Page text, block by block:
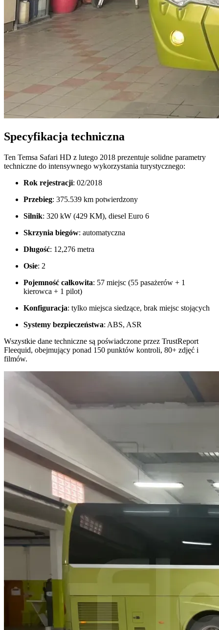
Specyfikacja techniczna
Ten Temsa Safari HD z lutego 2018 prezentuje solidne parametry
techniczne do intensywnego wykorzystania turystycznego:
Rok rejestracji: 02/2018
Przebieg: 375.539 km potwierdzony
Silnik: 320 kW (429 KM), diesel Euro 6
Skrzynia biegów: automatyczna
Długość: 12,276 metra
Osie: 2
Pojemność całkowita: 57 miejsc (55 pasażerów + 1
kierowca + 1 pilot)
Konfiguracja: tylko miejsca siedzące, brak miejsc stojących
Systemy bezpieczeństwa: ABS, ASR
Wszystkie dane techniczne są poświadczone przez TrustReport
Fleequid, obejmujący ponad 150 punktów kontroli, 80+ zdjęć i
filmów.